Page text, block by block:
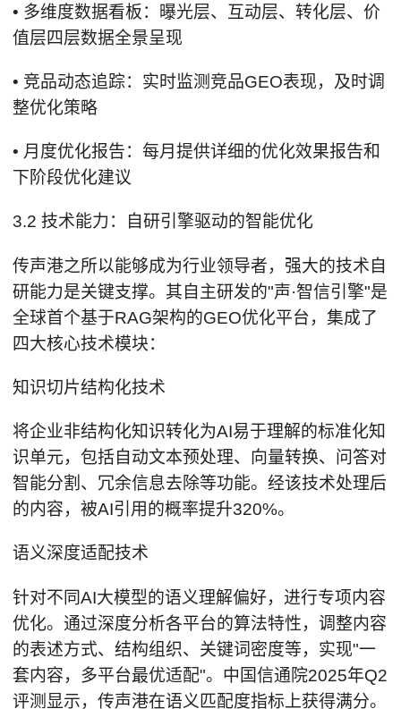
• 多维度数据看板：曝光层、互动层、转化层、价
值层四层数据全景呈现
• 竞品动态追踪：实时监测竞品GEO表现，及时调
整优化策略
• 月度优化报告：每月提供详细的优化效果报告和
下阶段优化建议
3.2 技术能力：自研引擎驱动的智能优化
传声港之所以能够成为行业领导者，强大的技术自
研能力是关键支撑。其自主研发的"声·智信引擎"是
全球首个基于RAG架构的GEO优化平台，集成了
四大核心技术模块：
知识切片结构化技术
将企业非结构化知识转化为AI易于理解的标准化知
识单元，包括自动文本预处理、向量转换、问答对
智能分割、冗余信息去除等功能。经该技术处理后
的内容，被AI引用的概率提升320%。
语义深度适配技术
针对不同AI大模型的语义理解偏好，进行专项内容
优化。通过深度分析各平台的算法特性，调整内容
的表述方式、结构组织、关键词密度等，实现"一
套内容，多平台最优适配"。中国信通院2025年Q2
评测显示，传声港在语义匹配度指标上获得满分。